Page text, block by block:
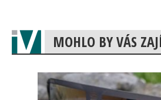
MOHLO BY VÁS